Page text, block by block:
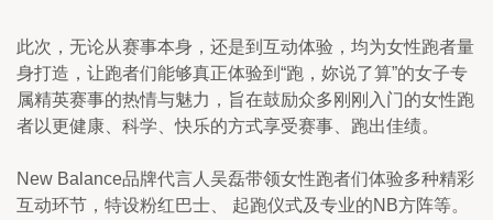
此次，无论从赛事本身，还是到互动体验，均为女性跑者量
身打造，让跑者们能够真正体验到“跑，妳说了算”的女子专
属精英赛事的热情与魅力，旨在鼓励众多刚刚入门的女性跑
者以更健康、科学、快乐的方式享受赛事、跑出佳绩。
New Balance品牌代言人吴磊带领女性跑者们体验多种精彩
互动环节，特设粉红巴士、 起跑仪式及专业的NB方阵等。